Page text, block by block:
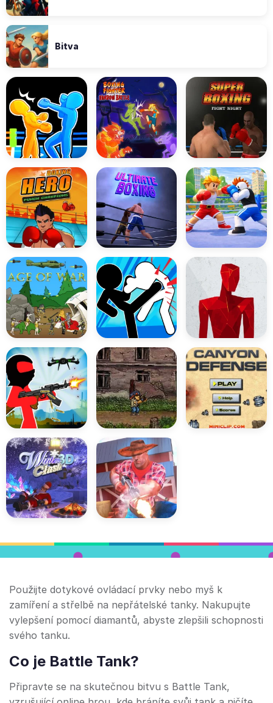
Bitva
Použijte dotykové ovládací prvky nebo myš k
zamíření a střelbě na nepřátelské tanky. Nakupujte
vylepšení pomocí diamantů, abyste zlepšili schopnosti
svého tanku.
Co je Battle Tank?
Připravte se na skutečnou bitvu s Battle Tank,